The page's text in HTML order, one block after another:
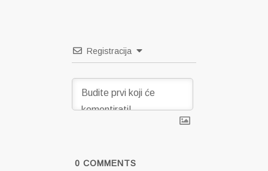
Registracija
0 COMMENTS